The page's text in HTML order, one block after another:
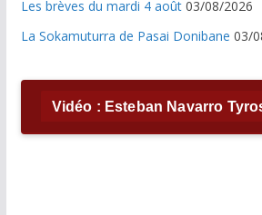
Les brèves du mardi 4 août 03/08/2026
La Sokamuturra de Pasai Donibane 03/
Vidéo : Esteban Navarro